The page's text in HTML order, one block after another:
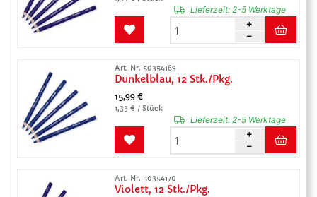
Lieferzeit:2-5 Werktage
Art. Nr. 50354169
Dunkelblau, 12 Stk./Pkg.
15,99 €
1,33 € / Stück
Lieferzeit:2-5 Werktage
Art. Nr. 50354170
Violett, 12 Stk./Pkg.